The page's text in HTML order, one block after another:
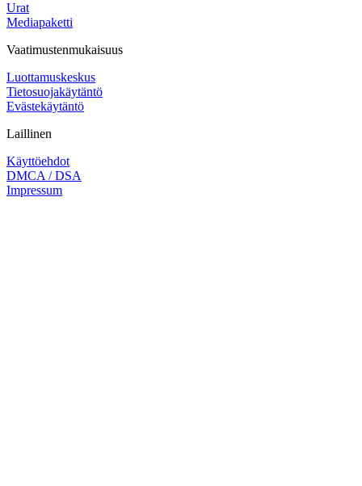
Urat
Mediapaketti
Vaatimustenmukaisuus
Luottamuskeskus
Tietosuojakäytäntö
Evästekäytäntö
Laillinen
Käyttöehdot
DMCA / DSA
Impressum